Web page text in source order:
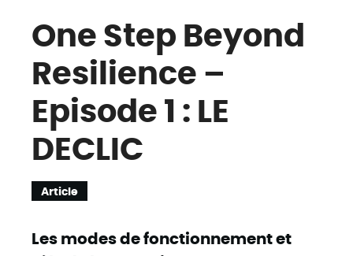
One Step Beyond
Resilience –
Episode 1 : LE
DECLIC
Article
Les modes de fonctionnement et